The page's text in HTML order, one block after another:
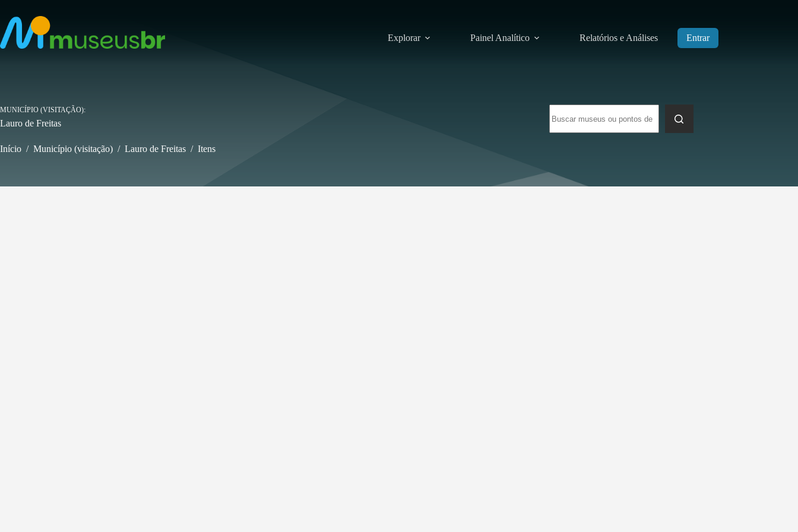
para
conteúdo
Explorar Painel Analítico Relatórios e Análises Entrar
resultados
MUNICÍPIO (VISITAÇÃO)
Lauro de Freitas
Início / Município (visitação) / Lauro de Freitas / Itens